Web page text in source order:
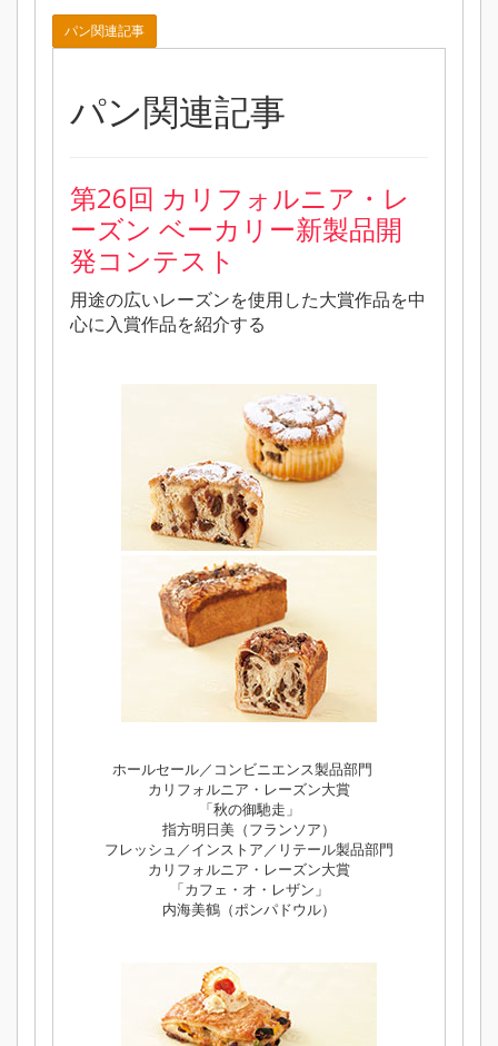
パン関連記事
パン関連記事
第26回 カリフォルニア・レ
ーズン ベーカリー新製品開
発コンテスト
用途の広いレーズンを使用した大賞作品を中
心に入賞作品を紹介する
ホールセール／コンビニエンス製品部門
カリフォルニア・レーズン大賞
「秋の御馳走」
指方明日美（フランソア）
フレッシュ／インストア／リテール製品部門
カリフォルニア・レーズン大賞
「カフェ・オ・レザン」
内海美鶴（ポンパドウル）